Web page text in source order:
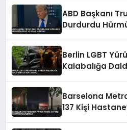
ABD Başkanı
Durdurdu
Berlin LGBT
Kalabalığa
Barselona
137 Kişi